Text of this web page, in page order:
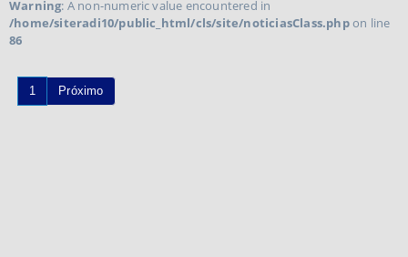
Warning: A non-numeric value encountered in
/home/siteradi10/public_html/cls/site/noticiasClass.phpon line
86
1 Próximo